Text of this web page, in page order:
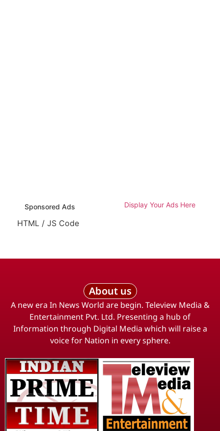
Sponsored Ads Display Your Ads Here
HTML / JS Code
About us
A new era In News World are begin. Teleview Media &
Entertainment Pvt. Ltd. Presenting a hub of
Information through Digital Media which will raise a
voice for Nation in every sphere.